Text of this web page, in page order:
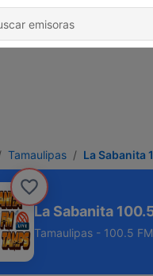
Tamaulipas La Sabanita
La Sabanita
Tamaulipas - 100.5 FM